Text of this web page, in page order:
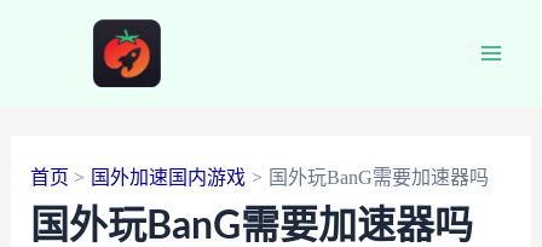
首页 国外加速国内游戏 国外玩BanG需要加速器吗
国外玩BanG需要加速器吗